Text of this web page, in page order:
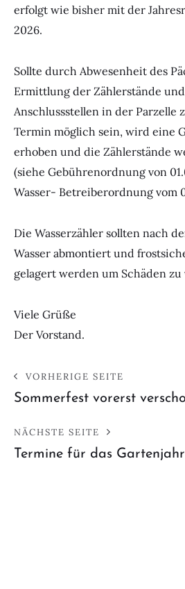
erfolgt wie bisher mit der
2026.
Sollte durch Abwesenheit des
Ermittlung der Zählerstände
Anschlussstellen in der Parzelle
Termin möglich sein, wird eine
erhoben und die Zählerstände
(siehe Gebührenordnung von
Wasser- Betreiberordnung vom
Die Wasserzähler sollten nach
Wasser abmontiert und
gelagert werden um Schäden
Viele Grüße
Der Vorstand.
VORHERIGE SEITE
Sommerfest vorerst
NÄCHSTE SEITE
Termine für das